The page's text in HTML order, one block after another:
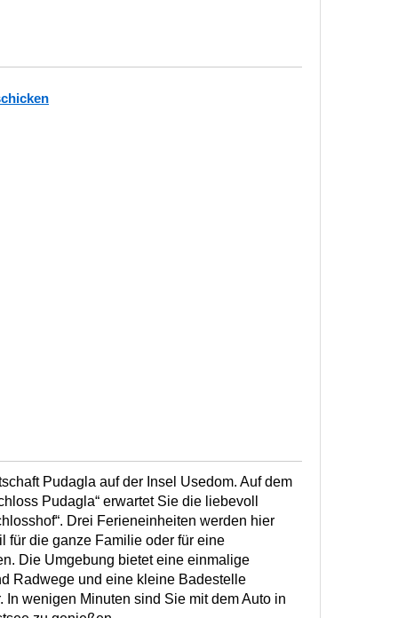
Pudagla auf der Insel Usedom. Auf dem
Pudagla“ erwartet Sie die liebevoll
Drei Ferieneinheiten werden hier
für die ganze Familie oder für eine
Die Umgebung bietet eine einmalige
Radwege und eine kleine Badestelle
In wenigen Minuten sind Sie mit dem Auto in